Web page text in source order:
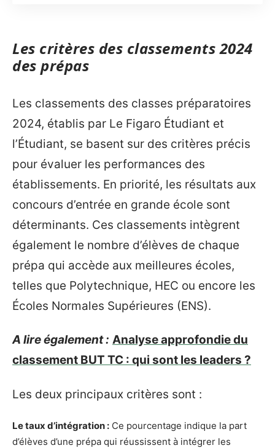
Les critères des classements 2024
des prépas
Les classements des classes préparatoires
2024, établis par Le Figaro Étudiant et
l’Étudiant, se basent sur des critères précis
pour évaluer les performances des
établissements. En priorité, les résultats aux
concours d’entrée en grande école sont
déterminants. Ces classements intègrent
également le nombre d’élèves de chaque
prépa qui accède aux meilleures écoles,
telles que Polytechnique, HEC ou encore les
Écoles Normales Supérieures (ENS).
A lire également : Analyse approfondie du
classement BUT TC : qui sont les leaders ?
Les deux principaux critères sont :
Le taux d’intégration : Ce pourcentage indique la part
d’élèves d’une prépa qui réussissent à intégrer les